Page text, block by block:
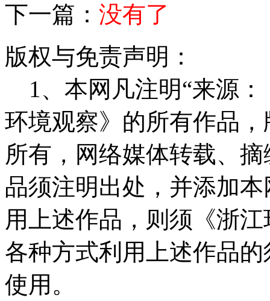
下一篇： 没有了
版权与免责声明：
1、本网凡注明“来源：
环境观察》的所有作品
所有，网络媒体转载、
品须注明出处，并添加
用上述作品，则须《浙
各种方式利用上述作品
使用。